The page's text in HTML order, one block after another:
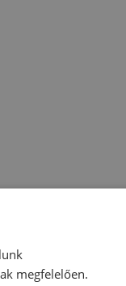
megfelelően.